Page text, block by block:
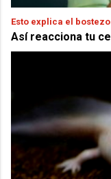
Esto explica el bostezo
Así reacciona tu